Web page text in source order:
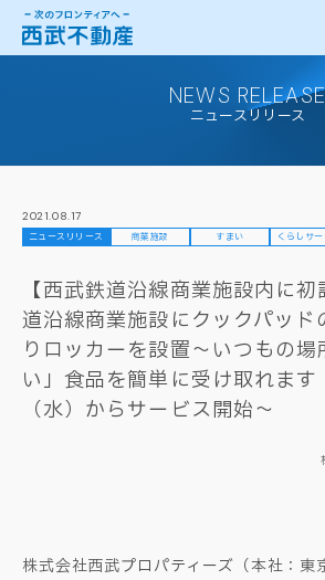
NEWS RELEASE
ニュースリリース
2021.08.17
ニュースリリース 商業施設 すまい くらしサー
【西武鉄道沿線商業施設内に
道沿線商業施設にクックパッド
りロッカーを設置～いつもの場
い」食品を簡単に受け取れま
（水）からサービス開始～
株式会社西武プロパティーズ（本社：東